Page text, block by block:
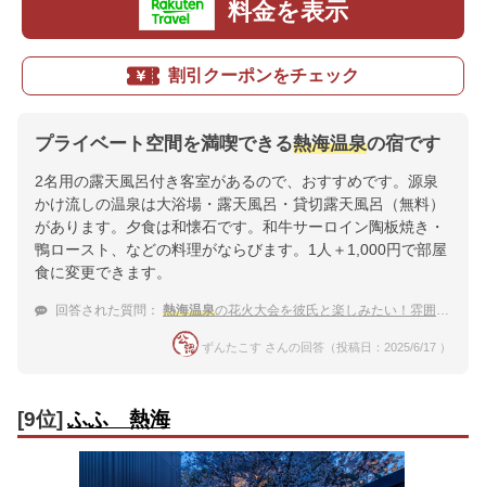
料金を表示
割引クーポンをチェック
プライベート空間を満喫できる熱海温泉の宿です
2名用の露天風呂付き客室があるので、おすすめです。源泉
かけ流しの温泉は大浴場・露天風呂・貸切露天風呂（無料）
があります。夕食は和懐石です。和牛サーロイン陶板焼き・
鴨ロースト、などの料理がならびます。1人＋1,000円で部屋
食に変更できます。
回答された質問： 熱海温泉の花火大会を彼氏と楽しみたい！雰囲気が良い温泉宿
ずんたこす さんの回答（投稿日：2025/6/17 ）
[9位] ふふ 熱海